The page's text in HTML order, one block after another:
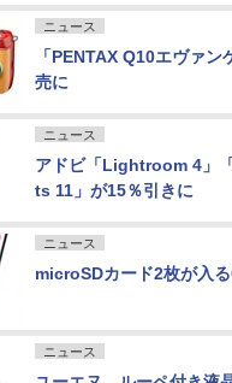
ニュース
「PENTAX Q10エヴァ
売に
ニュース
アドビ「Lightroom 4」
ts 11」が15％引きに
ニュース
microSDカード2枚が入
ニュース